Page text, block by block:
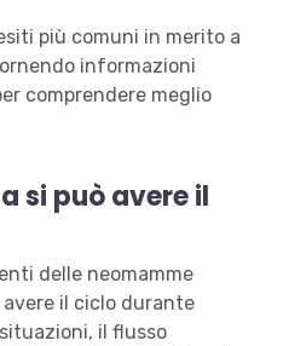
più comuni in merito a
informazioni
comprendere meglio
si può avere il
delle neomamme
il ciclo durante
il flusso